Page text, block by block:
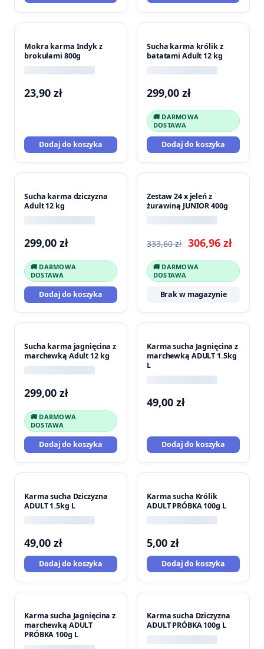
Mokra karma Indyk z
brokułami 800g
23,90 zł
Dodaj do koszyka
Sucha karma królik z
batatami Adult 12 kg
299,00 zł
🚚 DARMOWA
DOSTAWA
Dodaj do koszyka
Sucha karma dziczyzna
Adult 12 kg
299,00 zł
🚚 DARMOWA
DOSTAWA
Dodaj do koszyka
PROMOCJA
Zestaw 24 x jeleń z
żurawiną JUNIOR 400g
333,60zł Pierwotna
cena
333,60 zł.
306,96 zł
cena
🚚 DARMOWA
DOSTAWA
Brak w magazynie
Sucha karma jagnięcina z
marchewką Adult 12 kg
299,00 zł
🚚 DARMOWA
DOSTAWA
Dodaj do koszyka
Karma sucha Jagnięcina z
marchewką ADULT 1.5kg
L
49,00 zł
Dodaj do koszyka
Karma sucha Dziczyzna
ADULT 1.5kg L
49,00 zł
Dodaj do koszyka
Karma sucha Królik
ADULT PRÓBKA 100g L
5,00 zł
Dodaj do koszyka
Karma sucha Jagnięcina z
marchewką ADULT
PRÓBKA 100g L
Karma sucha Dziczyzna
ADULT PRÓBKA 100g L